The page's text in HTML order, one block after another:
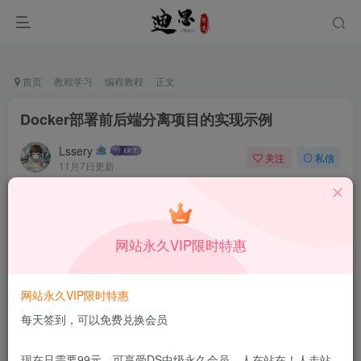
首页 教程学习 编程教程 正文
Docker部署前后端分离项目的实现示例
Lssery
11月7日更新
关注 私信
本站所有内容来自互联网收集，仅供学习和交流，请勿用于商业
用途。如有侵权、不妥之处，请第一时间联系我们删除！
网站永久VIP限时特惠
网站永久VIP限时特惠
每天签到，可以免费兑换会员